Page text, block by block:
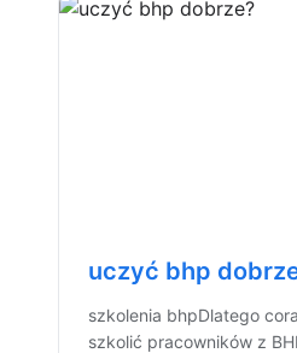
uczyć bhp
szkolenia bhpDlatego
szkolić pracowników z